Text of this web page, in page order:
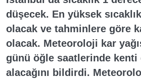
düşecek. En yüksek
olacak ve tahminlere göre
olacak. Meteoroloji kar
günü öğle saatlerinde kenti
alacağını bildirdi.